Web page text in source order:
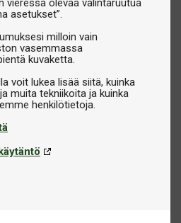
vieressä olevaa valintaruutua
asetukset”.
milloin vain
vasemmassa
kuvaketta.
voit lukea lisää siitä, kuinka
muita tekniikoita ja kuinka